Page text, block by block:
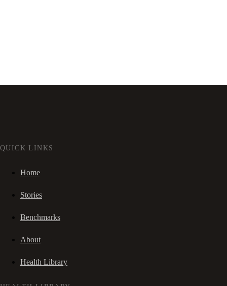
QUICK LINKS
Home
Stories
Benchmarks
About
Health Library